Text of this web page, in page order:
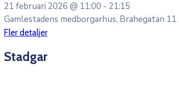
21 februari 2026 @ 11:00 - 21:15
Gamlestadens medborgarhus, Brahegatan
Fler detaljer
Stadgar